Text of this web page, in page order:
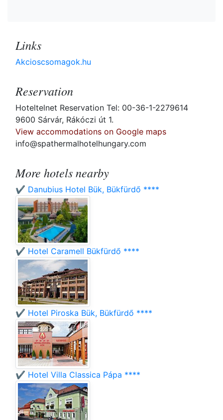
Links
Akcioscsomagok.hu
Reservation
Hoteltelnet Reservation Tel: 00-36-1-2279614
9600 Sárvár, Rákóczi út 1.
View accommodations on Google maps
info@spathermalhotelhungary.com
More hotels nearby
✔️ Danubius Hotel Bük, Bükfürdő ****
✔️ Hotel Caramell Bükfürdő ****
✔️ Hotel Piroska Bük, Bükfürdő ****
✔️ Hotel Villa Classica Pápa ****